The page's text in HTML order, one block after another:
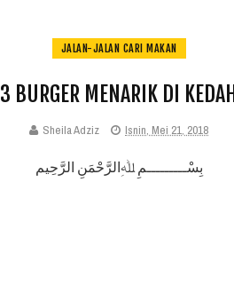
JALAN-JALAN CARI MAKAN
3 BURGER MENARIK DI KEDAH
Sheila Adziz Isnin, Mei 21, 2018
بِسْـــــــــمِ ﷲِالرَّحْمَنِ الرَّحِيم